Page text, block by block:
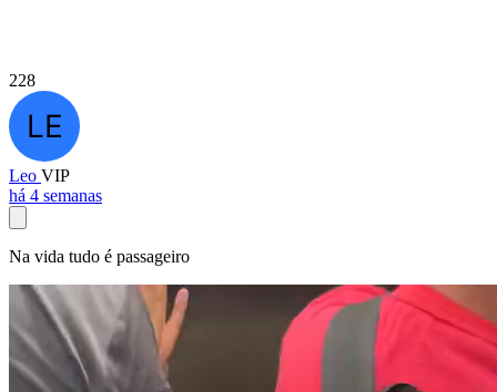
228
Leo VIP
há 4 semanas
Na vida tudo é passageiro